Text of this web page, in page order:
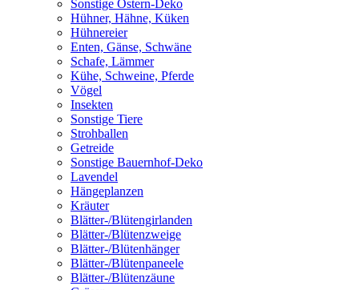
Sonstige Ostern-Deko
Hühner, Hähne, Küken
Hühnereier
Enten, Gänse, Schwäne
Schafe, Lämmer
Kühe, Schweine, Pferde
Vögel
Insekten
Sonstige Tiere
Strohballen
Getreide
Sonstige Bauernhof-Deko
Lavendel
Hängeplanzen
Kräuter
Blätter-/Blütengirlanden
Blätter-/Blütenzweige
Blätter-/Blütenhänger
Blätter-/Blütenpaneele
Blätter-/Blütenzäune